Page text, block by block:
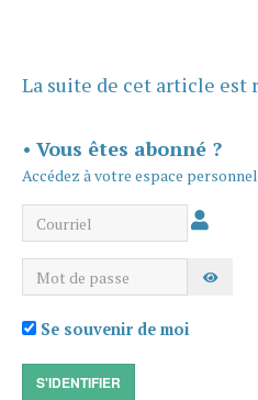
La suite de cet article est
• Vous êtes abonné ?
Accédez à votre espace
Courriel
Mot de passe
Se souvenir de moi
S'IDENTIFIER